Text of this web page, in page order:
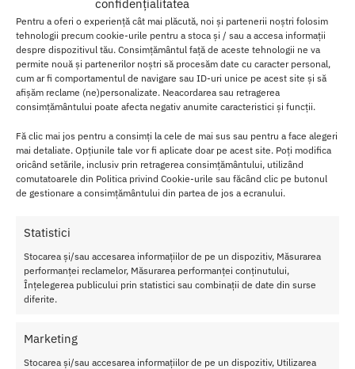
confidențialitatea
Pentru a oferi o experiență cât mai plăcută, noi și partenerii noștri folosim
tehnologii precum cookie-urile pentru a stoca și / sau a accesa informații
despre dispozitivul tău. Consimțământul față de aceste tehnologii ne va
permite nouă și partenerilor noștri să procesăm date cu caracter personal,
cum ar fi comportamentul de navigare sau ID-uri unice pe acest site și să
afișăm reclame (ne)personalizate. Neacordarea sau retragerea
consimțământului poate afecta negativ anumite caracteristici și funcții.
Fă clic mai jos pentru a consimți la cele de mai sus sau pentru a face alegeri
mai detaliate. Opțiunile tale vor fi aplicate doar pe acest site. Poți modifica
oricând setările, inclusiv prin retragerea consimțământului, utilizând
comutatoarele din Politica privind Cookie-urile sau făcând clic pe butonul
de gestionare a consimțământului din partea de jos a ecranului.
Statistici
Stocarea și/sau accesarea informațiilor de pe un dispozitiv, Măsurarea
performanței reclamelor, Măsurarea performanței conținutului,
Înțelegerea publicului prin statistici sau combinații de date din surse
diferite.
Marketing
Stocarea și/sau accesarea informațiilor de pe un dispozitiv, Utilizarea
199.00 lei
Adaugă în coș
Transport Gratuit
Retur Gratis in 21 zile